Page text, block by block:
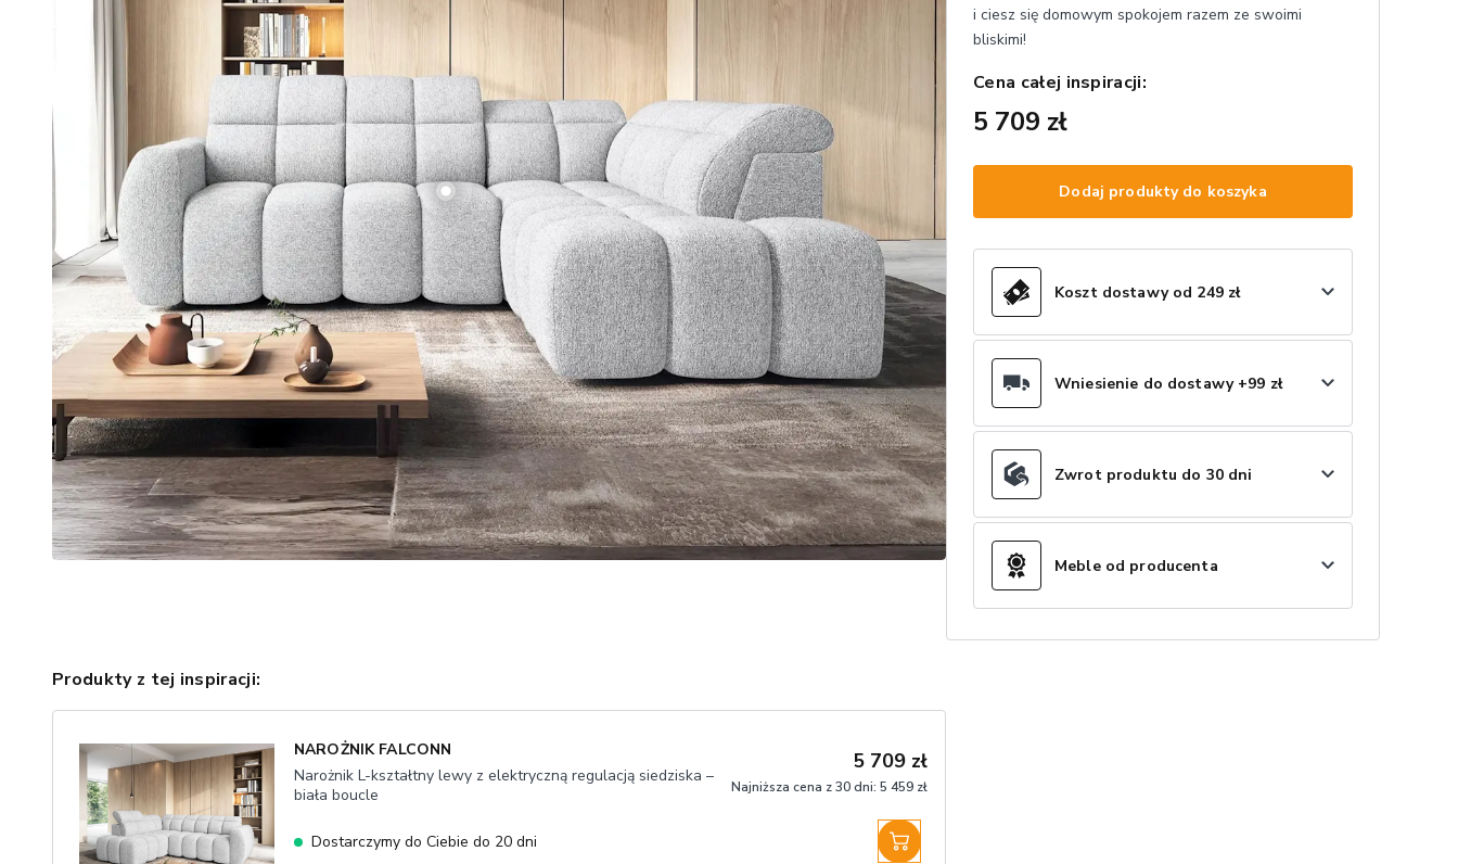
i ciesz się domowym spokojem razem ze swoimi
bliskimi!
Cena całej inspiracji:
5 709 zł
Dodaj produkty do koszyka
Koszt dostawy od 249 zł
Wniesienie do dostawy +99 zł
Zwrot produktu do 30 dni
Meble od producenta
Produkty z tej inspiracji:
NAROŻNIK FALCONN
Narożnik L-kształtny lewy z elektryczną regulacją siedziska –
biała boucle
Dostarczymy do Ciebie do 20 dni
5 709 zł
Najniższa cena z 30 dni: 5 459 zł